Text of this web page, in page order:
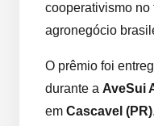
cooperativismo no
agronegócio
O prêmio foi
durante a AveSui
em Cascavel (PR)